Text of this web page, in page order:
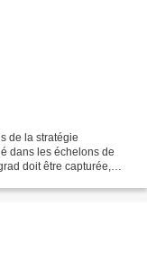
de la stratégie
dans les échelons de
doit être capturée,